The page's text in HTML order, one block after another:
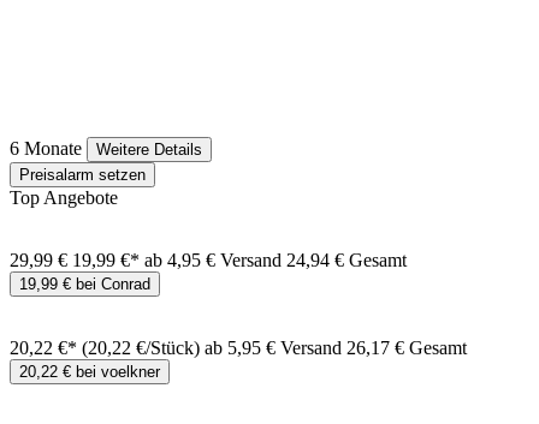
6 Monate
Weitere Details
Preisalarm setzen
Top Angebote
29,99 € 19,99 €* ab 4,95 € Versand 24,94 € Gesamt
19,99 € bei Conrad
20,22 €* (20,22 €/Stück) ab 5,95 € Versand 26,17 € Gesamt
20,22 € bei voelkner